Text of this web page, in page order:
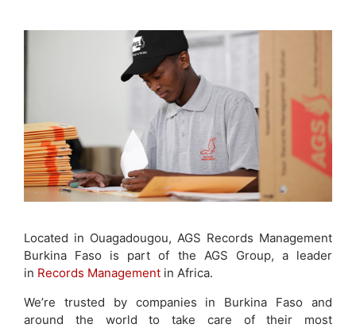
Located in Ouagadougou, AGS Records Management
Burkina Faso is part of the AGS Group, a leader
in Records Management in Africa.
We’re trusted by companies in Burkina Faso and
around the world to take care of their most